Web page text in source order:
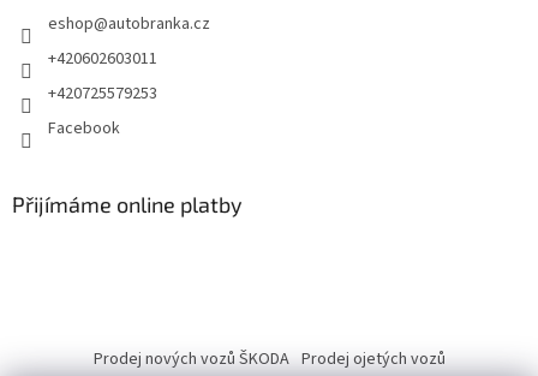
eshop@autobranka.cz
+420602603011
+420725579253
Facebook
Přijímáme online platby
Prodej nových vozů ŠKODA Prodej ojetých vozů